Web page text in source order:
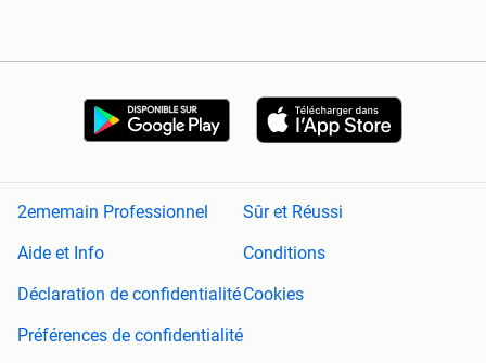
2ememain Professionnel
Sûr et Réussi
Aide et Info
Conditions
Déclaration de confidentialitéCookies
Préférences de confidentialité